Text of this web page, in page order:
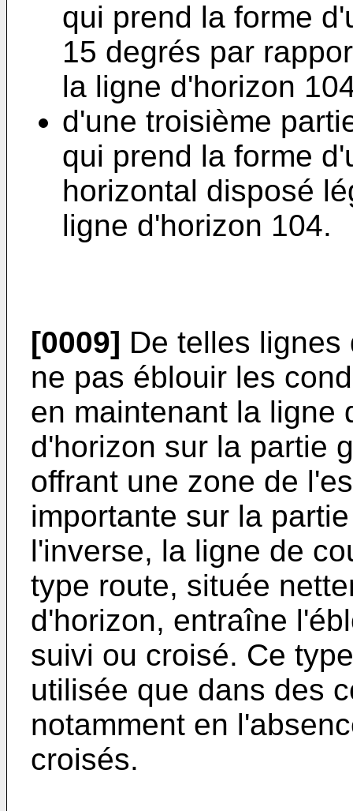
qui prend la forme
15 degrés par
la ligne d'horizon
d'une troisième
qui prend la forme
horizontal disposé
ligne d'horizon 104.
[0009] De telles
ne pas éblouir les
en maintenant la ligne
d'horizon sur la partie
offrant une zone de
importante sur la
l'inverse, la ligne de
type route, située
d'horizon, entraîne
suivi ou croisé. Ce
utilisée que dans des
notamment en
croisés.